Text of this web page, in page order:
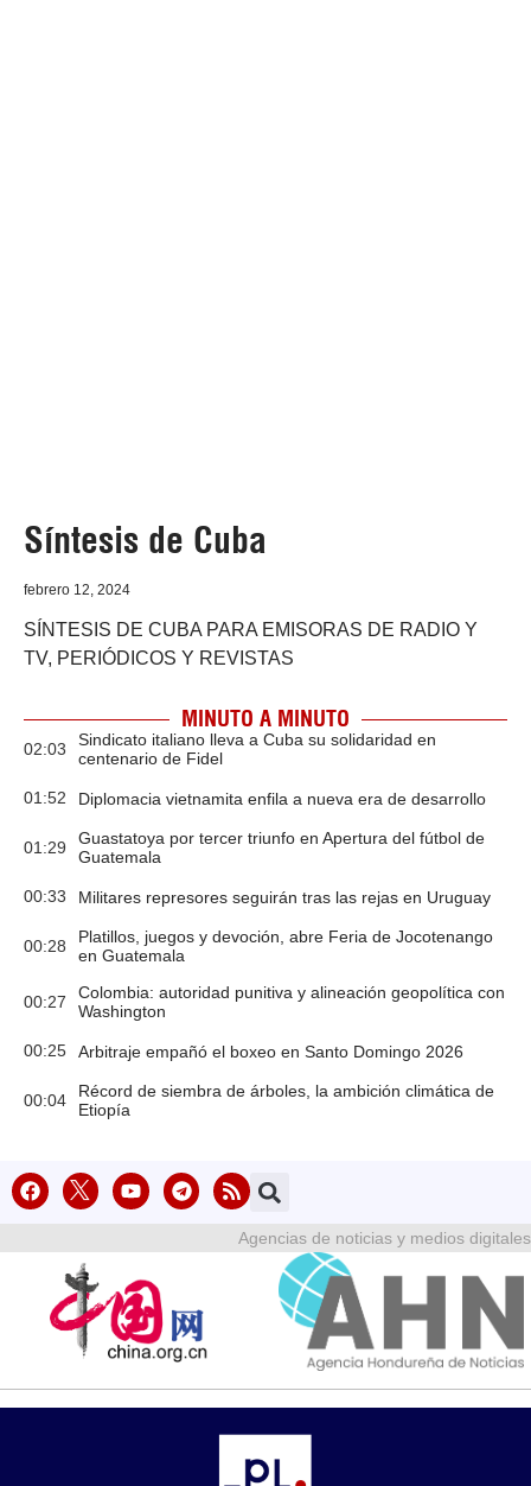
Síntesis de Cuba
febrero 12, 2024
SÍNTESIS DE CUBA PARA EMISORAS DE RADIO Y
TV, PERIÓDICOS Y REVISTAS
MINUTO A MINUTO
02:03
Sindicato italiano lleva a Cuba su solidaridad en
centenario de Fidel
01:52 Diplomacia vietnamita enfila a nueva era de desarrollo
01:29
Guastatoya por tercer triunfo en Apertura del fútbol de
Guatemala
00:33 Militares represores seguirán tras las rejas en Uruguay
00:28
Platillos, juegos y devoción, abre Feria de Jocotenango
en Guatemala
00:27
Colombia: autoridad punitiva y alineación geopolítica con
Washington
00:25 Arbitraje empañó el boxeo en Santo Domingo 2026
00:04
Récord de siembra de árboles, la ambición climática de
Etiopía
Agencias de noticias y medios digitales